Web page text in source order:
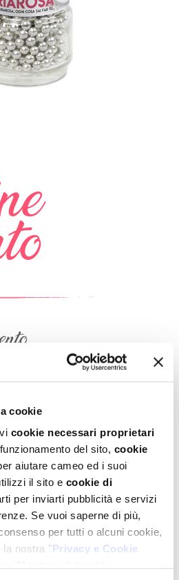
cookie
cookie necessari proprietari
del sito, cookie
aiutare cameo ed i suoi
il sito e cookie di
per inviarti pubblicità e servizi
Se vuoi saperne di più,
per tutti o alcuni cookie,
la nostra "Privacy e Cookie
bellezza
leggerezza!
delle perline argento